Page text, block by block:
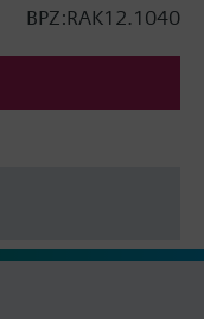
BPZ:RAK12.1040